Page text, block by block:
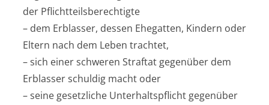
der Pflichtteilsberechtigte
– dem Erblasser, dessen Ehegatten, Kindern oder
Eltern nach dem Leben trachtet,
– sich einer schweren Straftat gegenüber dem
Erblasser schuldig macht oder
– seine gesetzliche Unterhaltspflicht gegenüber